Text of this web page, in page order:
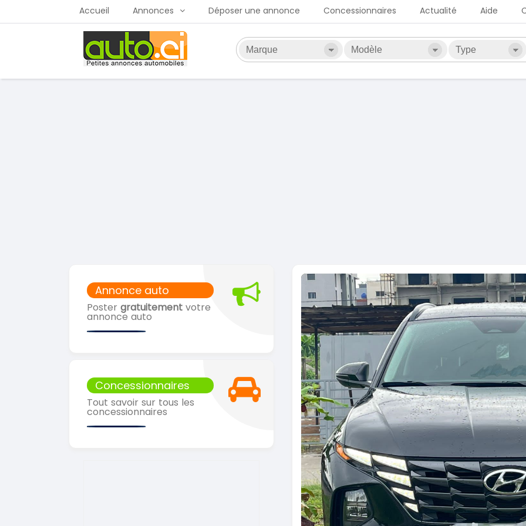
Accueil Annonces Déposer une annonce Concessionnaires Actualité Aide
Annonce auto
Poster gratuitement votre
annonce auto
Concessionnaires
Tout savoir sur tous les
concessionnaires
Previous